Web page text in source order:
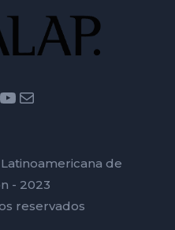
YouTube Mail
de
- 2023
reservados